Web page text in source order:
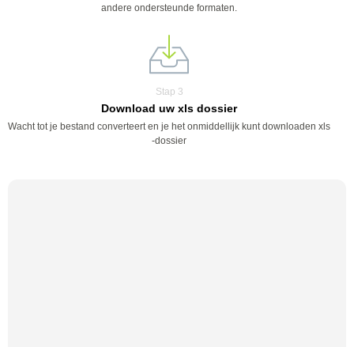
andere ondersteunde formaten.
Stap 3
Download uw xls dossier
Wacht tot je bestand converteert en je het onmiddellijk kunt downloaden xls
-dossier